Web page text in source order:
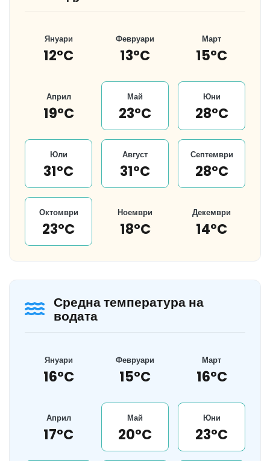
Януари
12°C
Февруари
13°C
Март
15°C
Април
19°C
Май
23°C
Юни
28°C
Юли
31°C
Август
31°C
Септември
28°C
Октомври
23°C
Ноември
18°C
Декември
14°C
Средна температура на
водата
Януари
16°C
Февруари
15°C
Март
16°C
Април
17°C
Май
20°C
Юни
23°C